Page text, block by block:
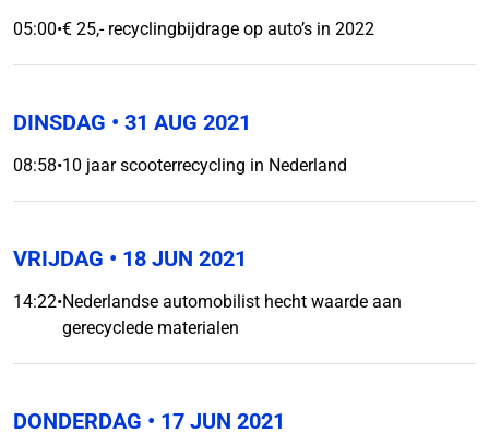
05:00•€ 25,- recyclingbijdrage op auto’s in 2022
DINSDAG • 31 AUG 2021
08:58•10 jaar scooterrecycling in Nederland
VRIJDAG • 18 JUN 2021
14:22•Nederlandse automobilist hecht waarde aan
gerecyclede materialen
DONDERDAG • 17 JUN 2021